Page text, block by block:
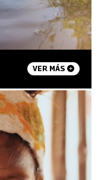
VER MÁS